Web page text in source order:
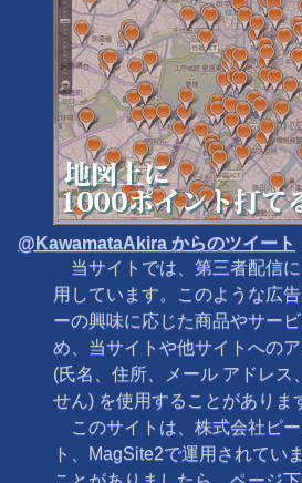
@KawamataAkira からのツイート
当サイトでは、第三者配信に
用しています。このような広
ーの興味に応じた商品やサー
め、当サイトや他サイトへの
(氏名、住所、メール アドレス
せん) を使用することがありま
このサイトは、株式会社ピ
ト、MagSite2で運用されてい